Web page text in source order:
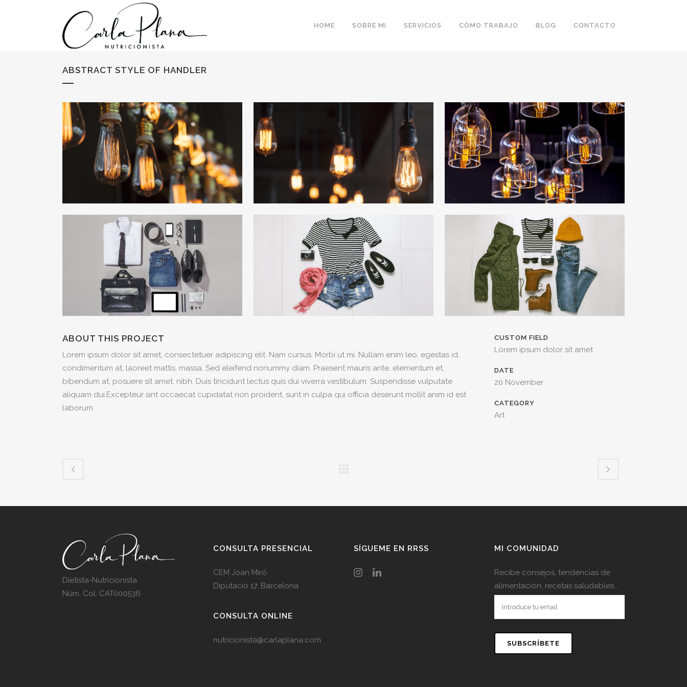
HOME SOBRE MI SERVICIOS CÓMO TRABAJO BLOG CONTACTO
ABSTRACT STYLE OF HANDLER
ABOUT THIS PROJECT
Lorem ipsum dolor sit amet, consectetuer adipiscing elit. Nam cursus. Morbi ut mi. Nullam enim leo, egestas id,
condimentum at, laoreet mattis, massa. Sed eleifend nonummy diam. Praesent mauris ante, elementum et,
bibendum at, posuere sit amet, nibh. Duis tincidunt lectus quis dui viverra vestibulum. Suspendisse vulputate
aliquam dui.Excepteur sint occaecat cupidatat non proident, sunt in culpa qui officia deserunt mollit anim id est
laborum
CUSTOM FIELD
Lorem ipsum dolor sit amet
DATE
20 November
CATEGORY
Art
Dietista-Nutricionista
Núm. Col. CAT000536
CONSULTA PRESENCIAL
CEM Joan Miró
Diputació 17, Barcelona
CONSULTA ONLINE
nutricionista@carlaplana.com
SÍGUEME EN RRSS MI COMUNIDAD
Recibe consejos, tendencias de
alimentación, recetas saludables...